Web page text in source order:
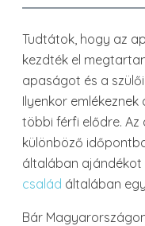
Tudtátok, hogy az
kezdték el
apaságot és a
Ilyenkor
többi férfi elődre.
különböző
általában ajándékot
család általában
Bár